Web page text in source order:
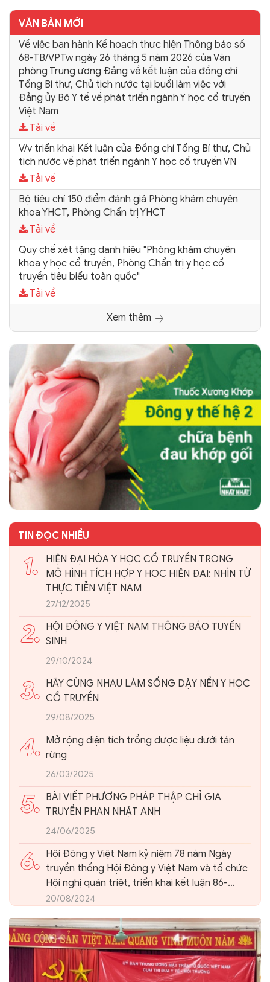
VĂN BẢN MỚI
Về việc ban hành Kế hoạch thực hiện Thông báo số
68-TB/VPTw ngày 26 tháng 5 năm 2026 của Văn
phòng Trung ương Đảng về kết luận của đồng chí
Tổng Bí thư, Chủ tịch nước tại buổi làm việc với
Đảng ủy Bộ Y tế về phát triển ngành Y học cổ truyền
Việt Nam
Tải về
V/v triển khai Kết luận của Đồng chí Tổng Bí thư, Chủ
tịch nước về phát triển ngành Y học cổ truyền VN
Tải về
Bộ tiêu chí 150 điểm đánh giá Phòng khám chuyên
khoa YHCT, Phòng Chẩn trị YHCT
Tải về
Quy chế xét tặng danh hiệu "Phòng khám chuyên
khoa y học cổ truyền, Phòng Chẩn trị y học cổ
truyền tiêu biểu toàn quốc"
Tải về
Xem thêm
TIN ĐỌC NHIỀU
1.
HIỆN ĐẠI HÓA Y HỌC CỔ TRUYỀN TRONG
MÔ HÌNH TÍCH HỢP Y HỌC HIỆN ĐẠI: NHÌN TỪ
THỰC TIỄN VIỆT NAM
27/12/2025
2. HỘI ĐÔNG Y VIỆT NAM THÔNG BÁO TUYỂN
SINH
29/10/2024
3. HÃY CÙNG NHAU LÀM SỐNG DẬY NỀN Y HỌC
CỔ TRUYỀN
29/08/2025
4. Mở rộng diện tích trồng dược liệu dưới tán
rừng
26/03/2025
5. BÀI VIẾT PHƯƠNG PHÁP THẬP CHỈ GIA
TRUYỀN PHAN NHẬT ANH
24/06/2025
6. Hội Đông y Việt Nam kỷ niệm 78 năm Ngày
truyền thống Hội Đông y Việt Nam và tổ chức
Hội nghị quán triệt, triển khai kết luận 86-
KL/TW của Ban Bí thư Trung ương Đảng về
Hội Đông y Việt Nam trong giai đoạn mới.
20/08/2024